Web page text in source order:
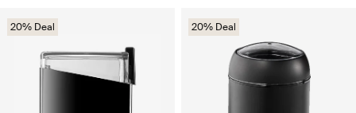
20% Deal 20% Deal